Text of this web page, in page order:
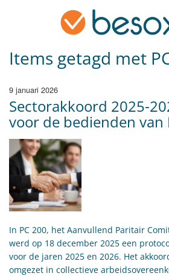
Items getagd met
9 januari 2026
Sectorakkoord 2025-
voor de bedienden van
​In PC 200, het Aanvullend Paritair
werd op 18 december 2025 een
voor de jaren 2025 en 2026. Het
omgezet in collectieve